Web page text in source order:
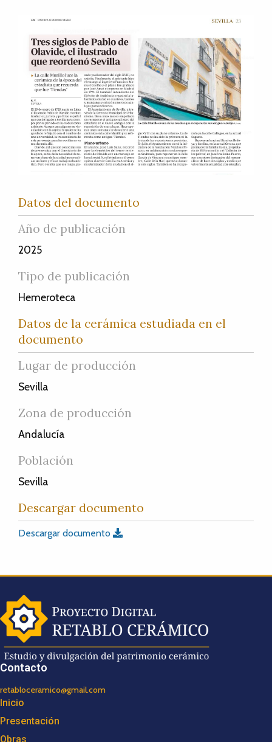
Datos del documento
Año de publicación
2025
Tipo de publicación
Hemeroteca
Datos de la cerámica estudiada en el
documento
Lugar de producción
Sevilla
Zona de producción
Andalucía
Población
Sevilla
Descargar documento
Descargar documento
Contacto
retabloceramico@gmail.com
Inicio
Presentación
Obras